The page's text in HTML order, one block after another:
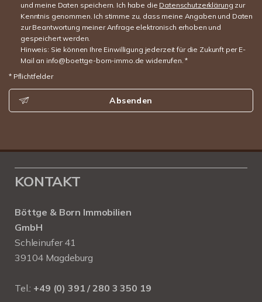
und meine Daten speichern. Ich habe die Datenschutzerklärung zur
Kenntnis genommen. Ich stimme zu, dass meine Angaben und Daten
zur Beantwortung meiner Anfrage elektronisch erhoben und
gespeichert werden.
Hinweis: Sie können Ihre Einwilligung jederzeit für die Zukunft per E-
Mail an info@boettge-born-immo.de widerrufen. *
* Pflichtfelder
Absenden
KONTAKT
Böttge & Born Immobilien
GmbH
Schleinufer 41
39104 Magdeburg
Tel.: +49 (0) 391 / 280 3 350 19